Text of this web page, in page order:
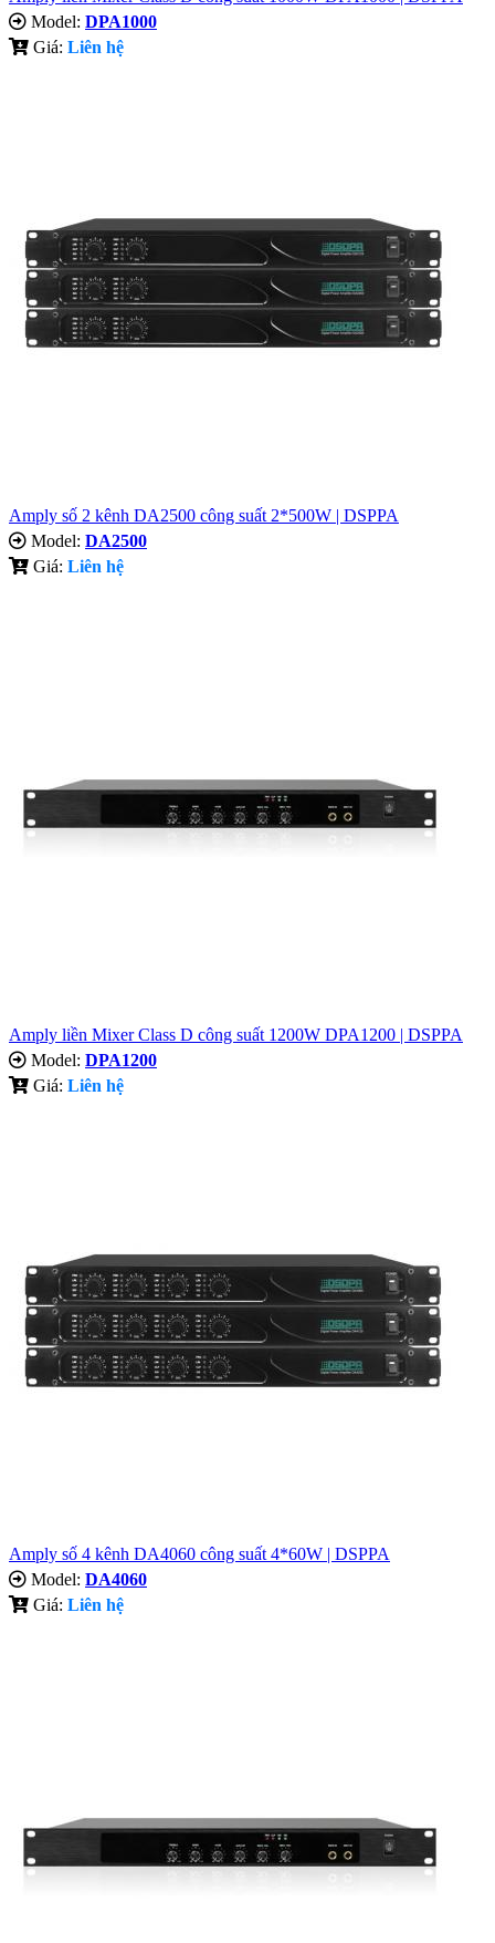
Model: DPA1000
Giá: Liên hệ
Amply số 2 kênh DA2500 công suất 2*500W | DSPPA
Model: DA2500
Giá: Liên hệ
Amply liền Mixer Class D công suất 1200W DPA1200 | DSPPA
Model: DPA1200
Giá: Liên hệ
Amply số 4 kênh DA4060 công suất 4*60W | DSPPA
Model: DA4060
Giá: Liên hệ